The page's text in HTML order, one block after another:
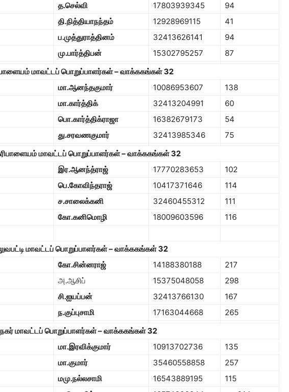
த.செல்வி 17803939345
94
தி.நித்தியாநந்தம் 12928969115
41
ப.முத்துராத்தினம் 32413626141
94
மு.பார்த்திபன் 15302795257
87
மாவட்டப் பொறுப்பாளர்கள் – வாக்ககங்கள் 32
மா.ஆனந்தகுமார் 10086953607
138
மா.கார்த்திக் 32413204991
60
பொ.கார்த்திக்ராஜா 16382679173
54
து.சரவணகுமார் 32413985346
75
மாவட்டப் பொறுப்பாளர்கள் – வாக்ககங்கள் 32
இர.ஆனந்த்ராஜ் 17770283653
102
பெ.கோவிந்தராஜ் 10417371646
114
ச.சாலைக்கனி 32460455312
111
கோ.கனிமொழி 18009603596 116
பூலுவபட்டி மாவட்டப் பொறுப்பாளர்கள் – வாக்ககங்கள் 32
கோ.சின்னராஜ் 14188380188
217
அ.ஆசிப் 15375048058
298
சி.ஐயப்பன் 32413766130
167
ந.குப்புசாமி 17163044668
265
நகர் மாவட்டப் பொறுப்பாளர்கள் – வாக்ககங்கள் 32
மா.இரவிக்குமார் 10913702736
135
மா.குமார் 35460558858
257
மமு.நல்லசாமி 16543889195
115